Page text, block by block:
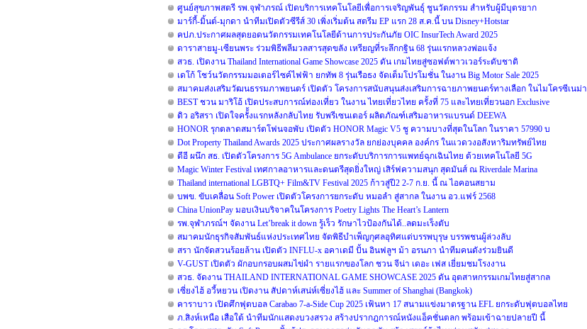
ศูนย์สุขภาพสตรี รพ.จุฬาภรณ์ เปิดบริการเทคโนโลยีเพื่อการเจริญพันธุ์ ชูนวัตกรรม สำหรับผู้มีบุตรยาก
มาร์กี้-มิ้นต์-มุกดา นำทีมเปิดตัวซีรีส์ 30 เพิ่งเริ่มต้น สตรีม EP แรก 28 ส.ค.นี้ บน Disney+Hotstar
คปภ.ประกาศผลสุดยอดนวัตกรรมเทคโนโลยีด้านการประกันภัย OIC InsurTech Award 2025
ดาราสายมู-เซียนพระ ร่วมพิธีพลีมวลสารสุดขลัง เหรียญที่ระลึกกฐิน 68 รุ่นแรกหลวงพ่อแจ้ง
สวธ. เปิดงาน Thailand International Game Showcase 2025 ดัน เกมไทยสู่ซอฟต์พาวเวอร์ระดับชาติ
เดโก้ โชว์นวัตกรรมมอเตอร์ไซค์ไฟฟ้า ยกทัพ 8 รุ่นเรือธง จัดเต็มโปรโมชั่น ในงาน Big Motor Sale 2025
สมาคมส่งเสริมวัฒนธรรมภาพยนตร์ เปิดตัว โครงการสนับสนุนส่งเสริมการฉายภาพยนตร์ทางเลือก ในไมโครซีเนม่า
BEST ชวน มาริโอ้ เปิดประสบการณ์ท่องเที่ยว ในงาน ไทยเที่ยวไทย ครั้งที่ 75 และไทยเที่ยวนอก Exclusive
ดิว อริสรา เปิดใจครั้้งแรกหลังกลับไทย รับพรีเซนเตอร์ ผลิตภัณฑ์เสริมอาหารแบรนด์ DEEWA
HONOR รุกตลาดสมาร์ตโฟนจอพับ เปิดตัว HONOR Magic V5 ชู ความบางที่สุดในโลก ในราคา 57990 บ
Dot Property Thailand Awards 2025 ประกาศผลรางวัล ยกย่องบุคคล องค์กร ในแวดวงอสังหาริมทรัพย์ไทย
ดีอี ผนึก สธ. เปิดตัวโครงการ 5G Ambulance ยกระดับบริการการแพทย์ฉุกเฉินไทย ด้วยเทคโนโลยี 5G
Magic Winter Festival เทศกาลอาหารและดนตรีสุดยิ่งใหญ่ เสิร์ฟความสนุก สุดมันส์ ณ Riverdale Marina
Thailand international LGBTQ+ Film&TV Festival 2025 ก้าวสู่ปี2 2-7 ก.ย. นี้ ณ ไอคอนสยาม
บพข. ขับเคลื่อน Soft Power เปิดตัวโครงการยกระดับ หมอลำ สู่สากล ในงาน อว.แฟร์ 2568
China UnionPay มอบเงินบริจาคในโครงการ Poetry Lights The Heart’s Lantern
รพ.จุฬาภรณ์ฯ จัดงาน Let’break it down รู้เร็ว รักษาไวป้องกันได้..ลดมะเร็งตับ
สมาคมนักธุรกิจสัมพันธ์แห่งประเทศไทย จัดพิธีบำเพ็ญกุศลอุทิศแด่บรรพบุรุษ บรรพชนผู้ล่วงลับ
สรา นักจัดสวนร้อยล้าน เปิดตัว INFLU-x อคาเดมี ปั้น อินฟลูฯ ม้า อรนภา นำทีมคนดังร่วมยินดี
V-GUST เปิดตัว ผักอบกรอบผสมไข่ผำ รายแรกของโลก ชวน จีน่า เดอะ เฟส เยี่ยมชมโรงงาน
สวธ. จัดงาน THAILAND INTERNATIONAL GAME SHOWCASE 2025 ดัน อุตสาหกรรมเกมไทยสู่สากล
เซี่ยงไฮ้ อวี้หยวน เปิดงาน สัปดาห์เสน่ห์เซี่ยงไฮ้ และ Summer of Shanghai (Bangkok)
คาราบาว เปิดศึกฟุตบอล Carabao 7-a-Side Cup 2025 เฟ้นหา 17 สนามแข่งมาตรฐาน EFL ยกระดับฟุตบอลไทย
ภ.สิงห์เหนือ เสือใต้ นำทีมนักแสดงบวงสรวง สร้างปรากฎการณ์หนังแอ็คชั่นตลก พร้อมเข้าฉายปลายปี นี้